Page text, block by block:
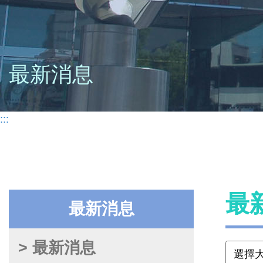
最新消息
:::
最新消息
> 最新消息
最